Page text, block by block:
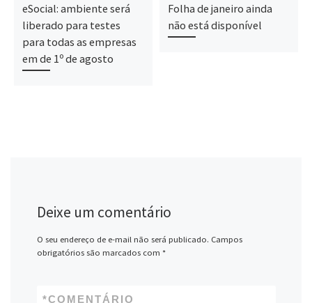
eSocial: ambiente será
liberado para testes
para todas as empresas
em de 1º de agosto
Folha de janeiro ainda
não está disponível
Deixe um comentário
O seu endereço de e-mail não será publicado. Campos
obrigatórios são marcados com *
COMENTÁRIO
*